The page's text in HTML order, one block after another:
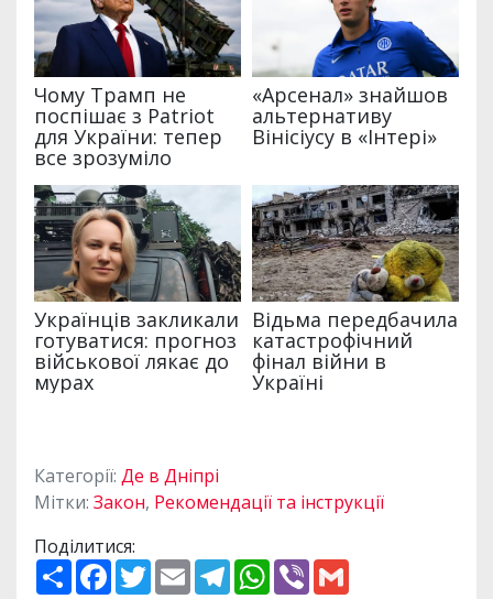
Категорії: Де в Дніпрі
Мітки: Закон, Рекомендації та інструкції
Поділитися:
П
о
F
a
T
w
E
m
T
e
W
h
V